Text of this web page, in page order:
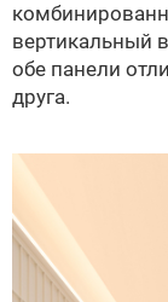
вертикальный
обе панели
друга.